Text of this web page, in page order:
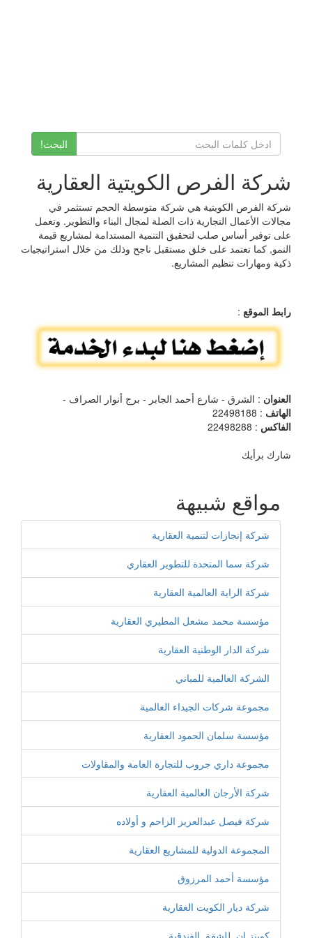
البحث!
شركة الفرص الكويتية العقارية
شركة الفرص الكويتية هي شركة متوسطة الحجم تستثمر في
مجالات الأعمال التجارية ذات الصلة لمجال البناء والتطوير. وتعمل
على توفير أساس صلب لتحقيق التنمية المستدامة لمشاريع قيمة
النمو, كما تعتمد على خلق مستقبل ناجح وذلك من خلال استراتيجيات
ذكية ومهارات تنظيم المشاريع.
رابط الموقع :
العنوان : الشرق - شارع أحمد الجابر - برج أنوار الصراف -
الهاتف : 22498188
الفاكس : 22498288
شارك برأيك
مواقع شبيهة
شركة إنجازات لتنمية العقارية
شركة سما المتحدة للتطوير العقاري
شركة الراية العالمية العقارية
مؤسسة محمد مشعل المطيري العقارية
شركة الدار الوطنية العقارية
الشركة العالمية للمباني
مجموعة شركات الجيداء العالمية
مؤسسة سلمان الحمود العقارية
مجموعة داري جروب للتجارة العامة والمقاولات
شركة الأرجان العالمية العقارية
شركة فيصل عبدالعزيز الزاحم و أولاده
المجموعة الدولية للمشاريع العقارية
مؤسسة أحمد المرزوق
شركة ديار الكويت العقارية